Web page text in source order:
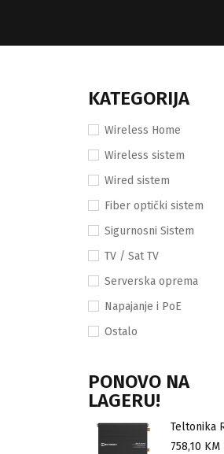
KATEGORIJA
Wireless Home
Wireless sistem
Wired sistem
Fiber optički sistem
Sigurnosni Sistem
TV / Sat TV
Serverska oprema
Napajanje i PoE
Ostalo
PONOVO NA
LAGERU!
Teltonika
758,10 KM